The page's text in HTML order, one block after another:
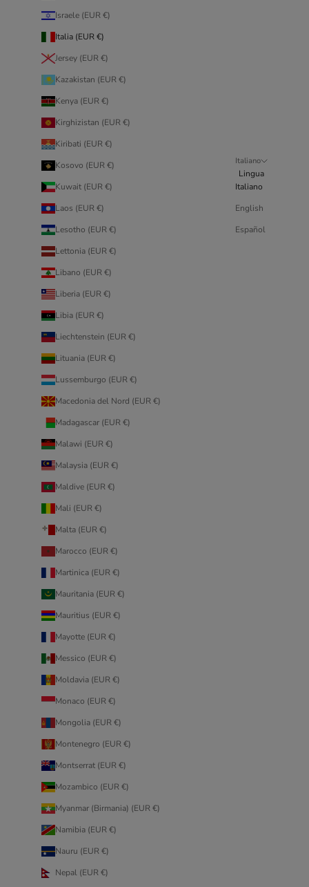
Israele (EUR €)
Italia (EUR €)
Jersey (EUR €)
Kazakistan (EUR €)
Kenya (EUR €)
Kirghizistan (EUR €)
Kiribati (EUR €)
Kosovo (EUR €)
Kuwait (EUR €)
Laos (EUR €)
Lesotho (EUR €)
Lettonia (EUR €)
Libano (EUR €)
Liberia (EUR €)
Libia (EUR €)
Liechtenstein (EUR €)
Lituania (EUR €)
Lussemburgo (EUR €)
Macedonia del Nord (EUR €)
Madagascar (EUR €)
Malawi (EUR €)
Malaysia (EUR €)
Maldive (EUR €)
Mali (EUR €)
Malta (EUR €)
Marocco (EUR €)
Martinica (EUR €)
Mauritania (EUR €)
Mauritius (EUR €)
Mayotte (EUR €)
Messico (EUR €)
Moldavia (EUR €)
Monaco (EUR €)
Mongolia (EUR €)
Montenegro (EUR €)
Montserrat (EUR €)
Mozambico (EUR €)
Myanmar (Birmania) (EUR €)
Namibia (EUR €)
Nauru (EUR €)
Nepal (EUR €)
Italiano
Lingua
Italiano
English
Español